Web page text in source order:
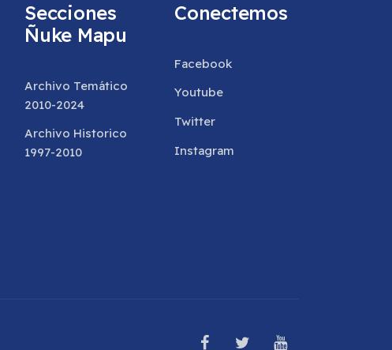
Secciones
Ñuke Mapu
Archivo Temático
2010-2024
Archivo Historico
1997-2010
Conectemos
Facebook
Youtube
Twitter
Instagram